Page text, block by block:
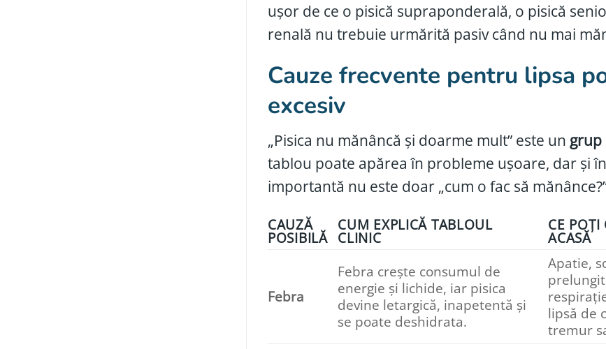
ușor de ce o pisică supraponderală, o pisică
renală nu trebuie urmărită pasiv când nu mai
Cauze frecvente pentru lipsa
excesiv
„Pisica nu mănâncă și doarme mult” este un grup
tablou poate apărea în probleme ușoare, dar și
importantă nu este doar „cum o fac să
CAUZĂ
POSIBILĂ
CUM EXPLICĂ TABLOUL
CLINIC
CE POȚI
ACASĂ
Febra
Febra crește consumul de
energie și lichide, iar pisica
devine letargică, inapetentă și
se poate deshidrata.
Apatie,
lipsă de
tremur